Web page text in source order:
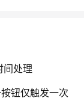
ui 实现 分页 重置 搜索 时间处理
钮仅触发一次